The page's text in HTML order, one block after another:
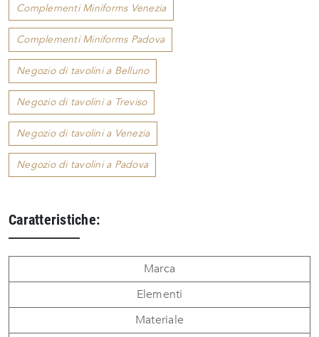
Complementi Miniforms Venezia
Complementi Miniforms Padova
Negozio di tavolini a Belluno
Negozio di tavolini a Treviso
Negozio di tavolini a Venezia
Negozio di tavolini a Padova
Caratteristiche:
Marca
Elementi
Materiale